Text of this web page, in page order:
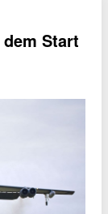
Start